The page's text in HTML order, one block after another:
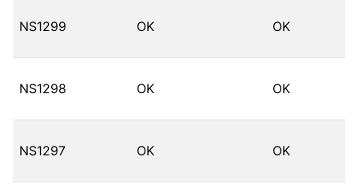
NS1299 OK OK
NS1298 OK OK
NS1297 OK OK